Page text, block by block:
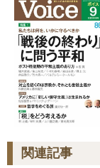
関連記事